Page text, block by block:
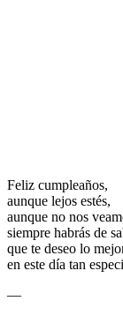
Feliz cumpleaños,
aunque lejos estés,
aunque no nos
siempre habrás de
que te deseo lo
en este día tan
—